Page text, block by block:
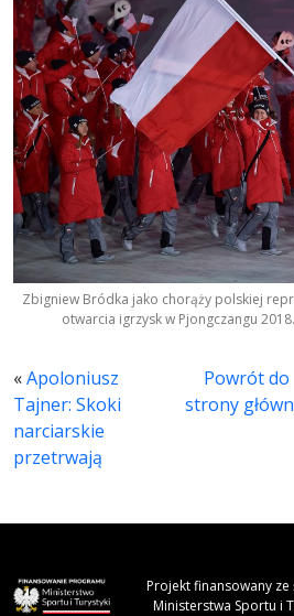
Zbigniew Bródka jako chorąży polskiej
otwarcia igrzysk w Pjongczangu
«Apoloniusz
Tajner: Skoki
narciarskie
przetrwają
Powrót do
strony
Projekt finansowany
Ministerstwa Sportu i